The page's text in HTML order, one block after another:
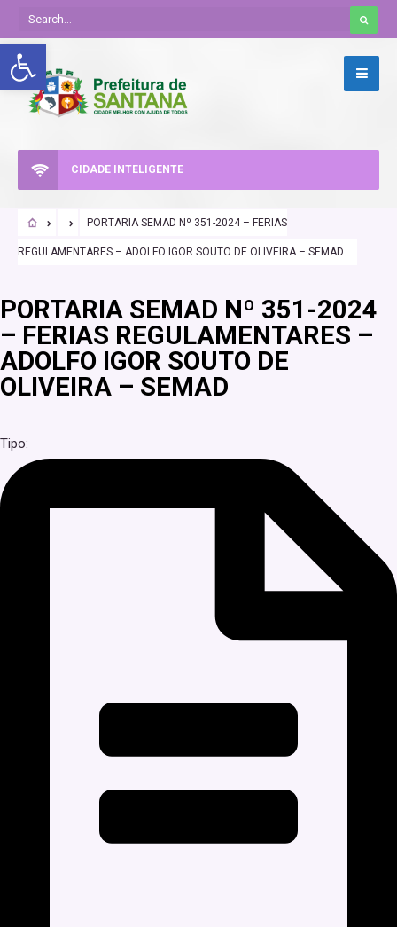
Abrir a barra de ferramentas
CIDADE INTELIGENTE
PORTARIA SEMAD Nº 351-2024 – FERIAS
REGULAMENTARES – ADOLFO IGOR SOUTO DE OLIVEIRA – SEMAD
PORTARIA SEMAD Nº 351-2024
– FERIAS REGULAMENTARES –
ADOLFO IGOR SOUTO DE
OLIVEIRA – SEMAD
Tipo: